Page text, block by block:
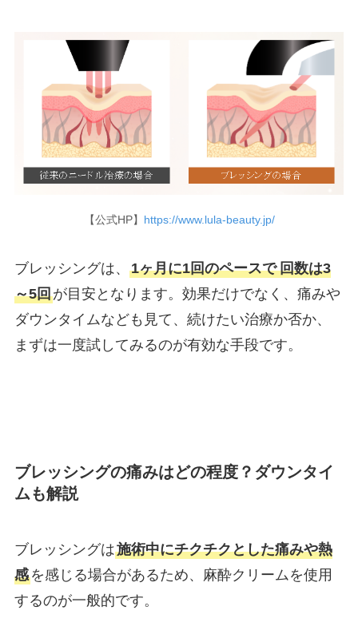
【公式HP】 https://www.lula-beauty.jp/
ブレッシングは、 1ヶ月に1回のペースで 回数は3
～5回が目安となります。効果だけでなく、痛みや
ダウンタイムなども見て、続けたい治療か否か、
まずは一度試してみるのが有効な手段です。
ブレッシングの痛みはどの程度？ダウンタイ
ムも解説
ブレッシングは施術中にチクチクとした痛みや熱
感を感じる場合があるため、麻酔クリームを使用
するのが一般的です。